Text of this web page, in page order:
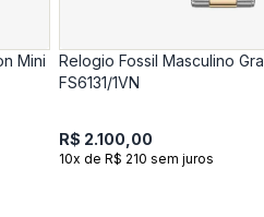
Mini
Relogio Fossil Masculino
FS6131/1VN
R$ 2.100,00
10x de R$ 210 sem juros